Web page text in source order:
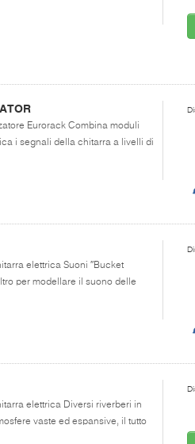
Eurorack Combina moduli
i segnali della chitarra a livelli di
elettrica Suoni ″Bucket
per modellare il suono delle
elettrica Diversi riverberi in
vaste ed espansive, il tutto